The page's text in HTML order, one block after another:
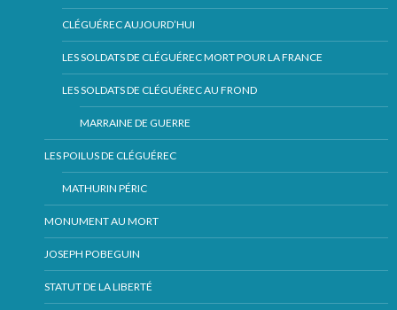
CLÉGUÉREC AUJOURD’HUI
LES SOLDATS DE CLÉGUÉREC MORT POUR LA FRANCE
LES SOLDATS DE CLÉGUÉREC AU FROND
MARRAINE DE GUERRE
LES POILUS DE CLÉGUÉREC
MATHURIN PÉRIC
MONUMENT AU MORT
JOSEPH POBEGUIN
STATUT DE LA LIBERTÉ